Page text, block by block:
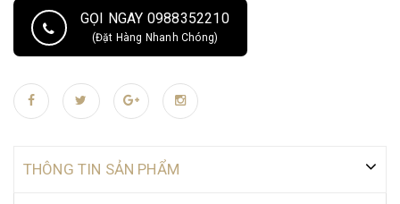
sơn PU ☆☆☆☆☆ - Chúng Tôi Chuyên Sản Xuất, Thi Công- Lắp ĐặtĐồ
Gỗ : ->Nhận hàng Đặt Theo yêu cầu! ->Bán Hàng Toàn Quốc ! Chúng tôi
tự hào và khẳng định rằng: - Chất lượng gỗ Đúng chủng loại 100%; -
MỘC KÝ BẢO ĐẢM SAU ĐÓ CÓ SỞ MỚI BẮT ĐẦU HOÀN THIỆN PHẨN
BÊN NGOÀI. Lưu ý: Hiện Nay trên thị trường có rất nhiều sản phẩm trôi
thể biết được chính xác loại gỗ gì, Chính vì vậy Đồ Gỗ Mạnh Mộc
GỌI NGAY 0988352210
(Đặt Hàng Nhanh Chóng)
THÔNG TIN SẢN PHẨM